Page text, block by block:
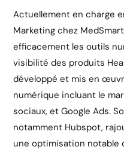
Actuellement en charge
Marketing chez
efficacement les outils
visibilité des produits
développé et mis en
numérique incluant le
sociaux, et Google Ads.
notamment Hubspot,
une optimisation notable